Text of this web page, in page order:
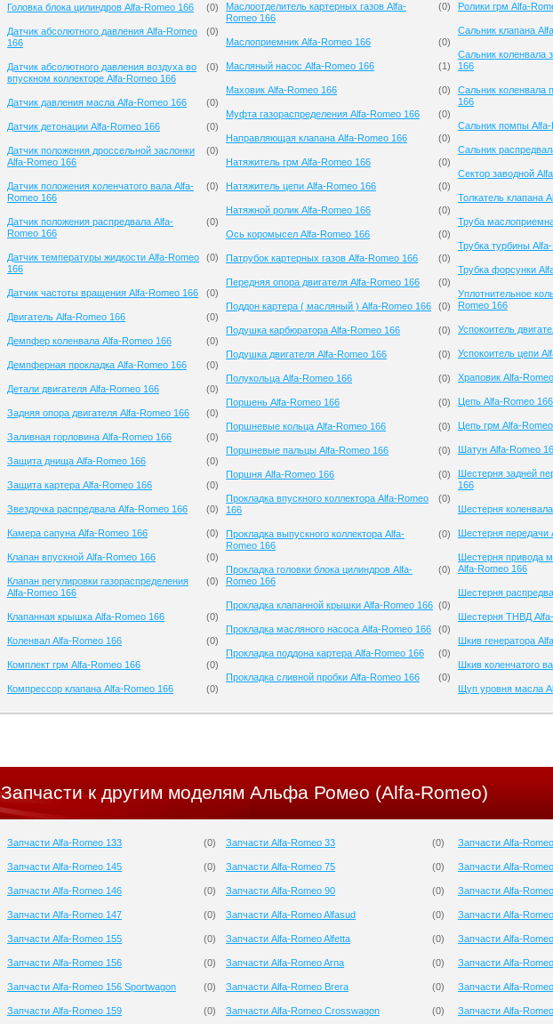
Головка блока цилиндров Alfa-Romeo 166 (0)
Датчик абсолютного давления Alfa-Romeo
166
(0)
Датчик абсолютного давления воздуха во
впускном коллекторе Alfa-Romeo 166
(0)
Датчик давления масла Alfa-Romeo 166 (0)
Датчик детонации Alfa-Romeo 166 (0)
Датчик положения дроссельной заслонки
Alfa-Romeo 166
(0)
Датчик положения коленчатого вала Alfa-
Romeo 166
(0)
Датчик положения распредвала Alfa-
Romeo 166
(0)
Датчик температуры жидкости Alfa-Romeo
166
(0)
Датчик частоты вращения Alfa-Romeo 166 (0)
Двигатель Alfa-Romeo 166 (0)
Демпфер коленвала Alfa-Romeo 166 (0)
Демпферная прокладка Alfa-Romeo 166 (0)
Детали двигателя Alfa-Romeo 166 (0)
Задняя опора двигателя Alfa-Romeo 166 (0)
Заливная горловина Alfa-Romeo 166 (0)
Защита днища Alfa-Romeo 166 (0)
Защита картера Alfa-Romeo 166 (0)
Звездочка распредвала Alfa-Romeo 166 (0)
Камера сапуна Alfa-Romeo 166 (0)
Клапан впускной Alfa-Romeo 166 (0)
Клапан регулировки газораспределения
Alfa-Romeo 166
(0)
Клапанная крышка Alfa-Romeo 166 (0)
Коленвал Alfa-Romeo 166 (0)
Комплект грм Alfa-Romeo 166 (0)
Компрессор клапана Alfa-Romeo 166 (0)
Маслоотделитель картерных газов Alfa-
Romeo 166
(0)
Маслоприемник Alfa-Romeo 166 (0)
Масляный насос Alfa-Romeo 166 (1)
Маховик Alfa-Romeo 166 (0)
Муфта газораспределения Alfa-Romeo 166 (0)
Направляющая клапана Alfa-Romeo 166 (0)
Натяжитель грм Alfa-Romeo 166 (0)
Натяжитель цепи Alfa-Romeo 166 (0)
Натяжной ролик Alfa-Romeo 166 (0)
Ось коромысел Alfa-Romeo 166 (0)
Патрубок картерных газов Alfa-Romeo 166 (0)
Передняя опора двигателя Alfa-Romeo 166 (0)
Поддон картера ( масляный ) Alfa-Romeo 166 (0)
Подушка карбюратора Alfa-Romeo 166 (0)
Подушка двигателя Alfa-Romeo 166 (0)
Полукольца Alfa-Romeo 166 (0)
Поршень Alfa-Romeo 166 (0)
Поршневые кольца Alfa-Romeo 166 (0)
Поршневые пальцы Alfa-Romeo 166 (0)
Поршня Alfa-Romeo 166 (0)
Прокладка впускного коллектора Alfa-Romeo
166
(0)
Прокладка выпускного коллектора Alfa-
Romeo 166
(0)
Прокладка головки блока цилиндров Alfa-
Romeo 166
(0)
Прокладка клапанной крышки Alfa-Romeo 166 (0)
Прокладка масляного насоса Alfa-Romeo 166 (0)
Прокладка поддона картера Alfa-Romeo 166 (0)
Прокладка сливной пробки Alfa-Romeo 166 (0)
Ролики грм Alfa-
Сальник клапана
Сальник коленвала
166
Сальник коленвала
166
Сальник помпы Alfa-
Сальник
Сектор заводной
Толкатель клапана
Труба
Трубка турбины
Трубка форсунки
Уплотнительное
Romeo 166
Успокоитель
Успокоитель цепи
Храповик Alfa-
Цепь Alfa-Romeo 166
Цепь грм Alfa-
Шатун Alfa-Romeo
Шестерня задней
166
Шестерня
Шестерня передачи
Шестерня привода
Alfa-Romeo 166
Шестерня
Шестерня ТНВД
Шкив генератора
Шкив коленчатого
Щуп уровня масла
Запчасти к другим моделям Альфа Ромео (Alfa-Romeo)
Запчасти Alfa-Romeo 133 (0)
Запчасти Alfa-Romeo 145 (0)
Запчасти Alfa-Romeo 146 (0)
Запчасти Alfa-Romeo 147 (0)
Запчасти Alfa-Romeo 155 (0)
Запчасти Alfa-Romeo 156 (0)
Запчасти Alfa-Romeo 156 Sportwagon (0)
Запчасти Alfa-Romeo 159 (0)
Запчасти Alfa-Romeo 33 (0)
Запчасти Alfa-Romeo 75 (0)
Запчасти Alfa-Romeo 90 (0)
Запчасти Alfa-Romeo Alfasud (0)
Запчасти Alfa-Romeo Alfetta (0)
Запчасти Alfa-Romeo Arna (0)
Запчасти Alfa-Romeo Brera (0)
Запчасти Alfa-Romeo Crosswagon (0)
Запчасти Alfa-
Запчасти Alfa-
Запчасти Alfa-
Запчасти Alfa-
Запчасти Alfa-
Запчасти Alfa-
Запчасти Alfa-
Запчасти Alfa-